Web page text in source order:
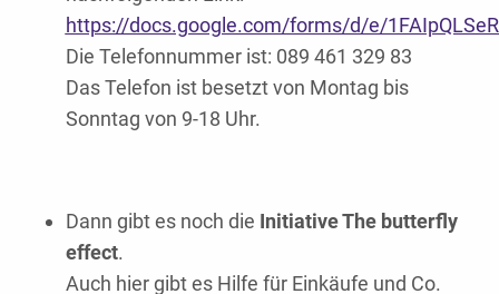
https://docs.google.com/forms/d/e/
Die Telefonnummer ist: 089 461 329 83
Das Telefon ist besetzt von Montag bis
Sonntag von 9-18 Uhr.
Dann gibt es noch die Initiative The butterfly
effect.
Auch hier gibt es Hilfe für Einkäufe und Co.